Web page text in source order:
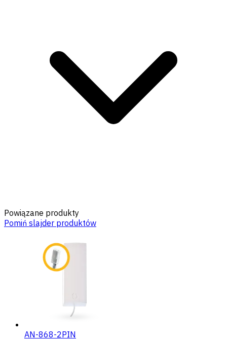
Powiązane produkty
Pomiń slajder produktów
AN-868-2PIN